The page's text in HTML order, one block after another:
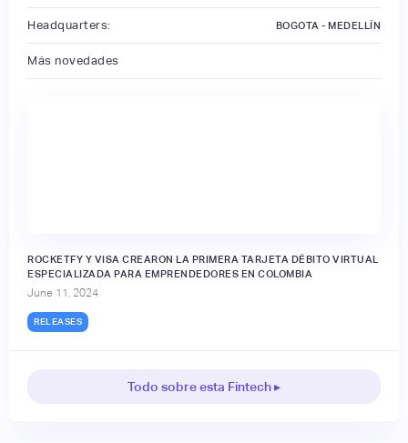
Headquarters: BOGOTA - MEDELLÍN
Más novedades
ROCKETFY Y VISA CREARON LA PRIMERA TARJETA DÉBITO VIRTUAL
ESPECIALIZADA PARA EMPRENDEDORES EN COLOMBIA
June 11, 2024
RELEASES
Todo sobre esta Fintech ▸